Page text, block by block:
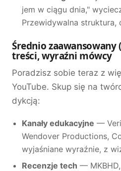
jem w ciągu dnia,"
Przewidywalna struktura,
Średnio zaawansowany
treści, wyraźni mówcy
Poradzisz sobie teraz z
YouTube. Skup się na
dykcją:
Kanały edukacyjne —
Wendover Productions,
wyjaśniane wyraźnie, z
Recenzje tech —